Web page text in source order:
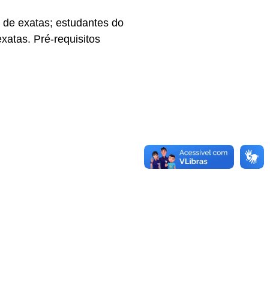
exatas; estudantes do
Pré-requisitos